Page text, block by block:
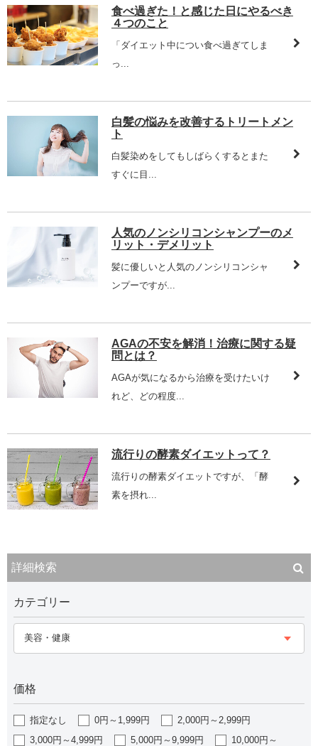
食べ過ぎた！と感じた日にやるべき
４つのこと
「ダイエット中につい食べ過ぎてしま
っ...
白髪の悩みを改善するトリートメン
ト
白髪染めをしてもしばらくするとまた
すぐに目...
人気のノンシリコンシャンプーのメ
リット・デメリット
髪に優しいと人気のノンシリコンシャ
ンプーですが...
AGAの不安を解消！治療に関する疑
問とは？
AGAが気になるから治療を受けたいけ
れど、どの程度...
流行りの酵素ダイエットって？
流行りの酵素ダイエットですが、「酵
素を摂れ...
詳細検索
カテゴリー
美容・健康
価格
指定なし 0円～1,999円
2,000円～2,999円
3,000円～4,999円
5,000円～9,999円 10,000円～